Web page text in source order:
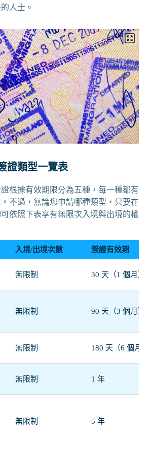
人士。
證類型一覽表
根據有效期限分為五種，每一種都有
不過，無論您申請哪種類型，只要在
依照下表享有無限次入境與出境的權
入境/出境次數 簽證有效期
無限制 30 天（1 個月）
無限制 90 天（3 個月）
無限制 180 天（6 個月）
無限制 1 年
無限制 5 年